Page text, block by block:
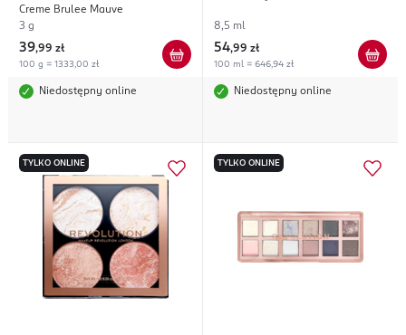
Creme Brulee Mauve
3 g
39,99 zł
100 g = 1333,00 zł
Niedostępny online
8,5 ml
54,99 zł
100 ml = 646,94 zł
Niedostępny online
TYLKO ONLINE TYLKO ONLINE